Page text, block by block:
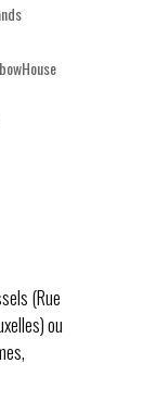
(Rue
ou